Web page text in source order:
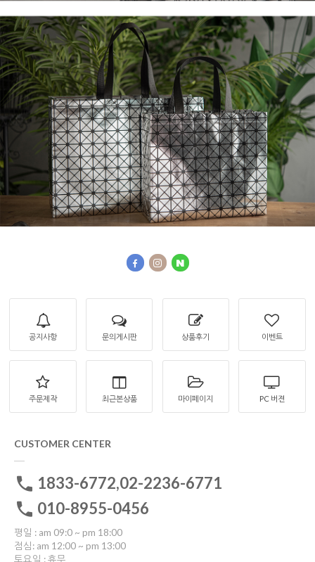
공지사항 문의게시판 상품후기 이벤트
주문제작 최근본상품 마이페이지 PC 버젼
CUSTOMER CENTER
1833-6772,02-2236-6771
010-8955-0456
평일 : am 09:0 ~ pm 18:00
점심: am 12:00 ~ pm 13:00
토요일 : 휴무